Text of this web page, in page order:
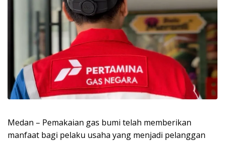
Medan – Pemakaian gas bumi telah memberikan
manfaat bagi pelaku usaha yang menjadi pelanggan